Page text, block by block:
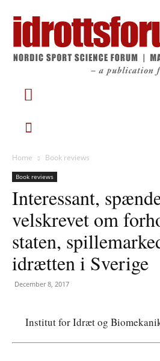
Home Book reviews
Book reviews
Interessant,
velskrevet om
staten,
idrætten i Sverige
December 8, 2017
Institut for Idræt og